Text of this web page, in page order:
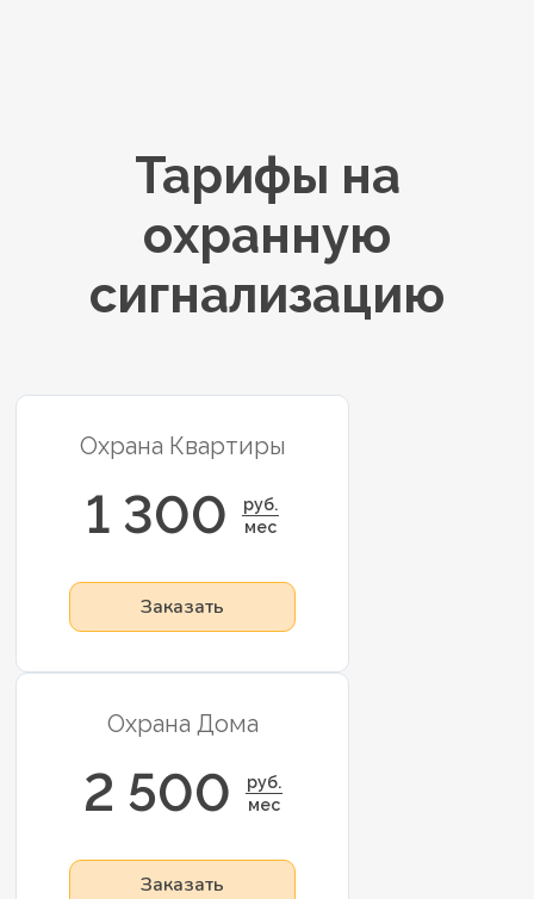
Тарифы на
охранную
сигнализацию
Охрана Квартиры
1 300
руб.
мес
Заказать
Охрана Дома
2 500
руб.
мес
Заказать